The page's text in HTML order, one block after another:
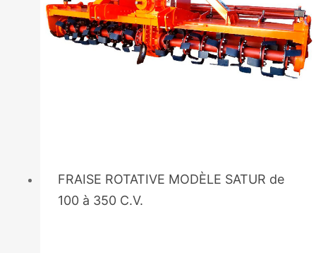
FRAISE ROTATIVE MODÈLE SATUR de
100 à 350 C.V.